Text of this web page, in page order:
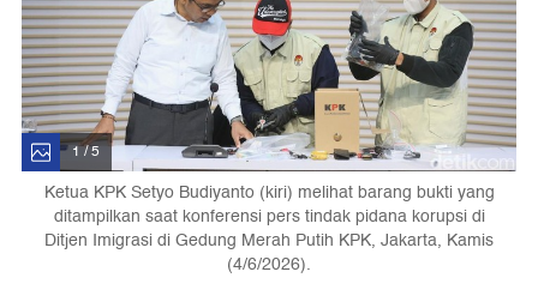
1 / 5
Ketua KPK Setyo Budiyanto (kiri) melihat barang bukti yang
ditampilkan saat konferensi pers tindak pidana korupsi di
Ditjen Imigrasi di Gedung Merah Putih KPK, Jakarta, Kamis
(4/6/2026).